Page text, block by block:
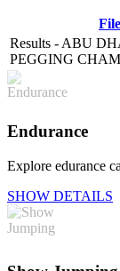
Results - ABU
PEGGING
Endurance
Explore edurance
SHOW DETAILS